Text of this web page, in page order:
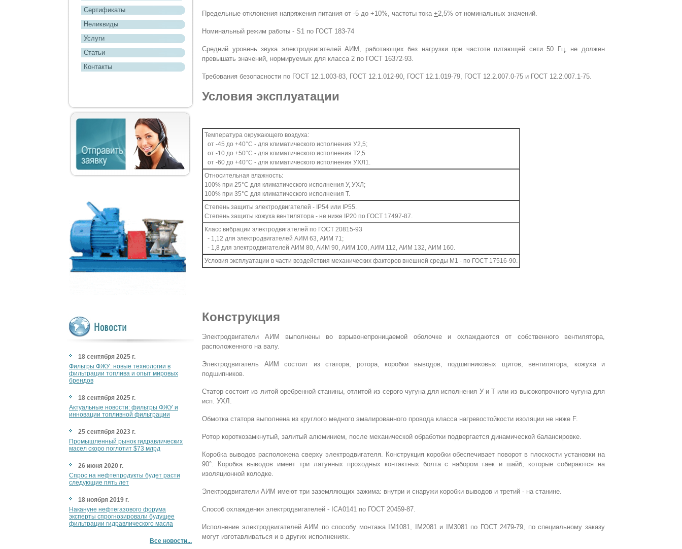
Сертификаты
Неликвиды
Услуги
Статьи
Контакты
18 сентября 2025 г.
Фильтры ФЖУ: новые технологии в
фильтрации топлива и опыт мировых
брендов
18 сентября 2025 г.
Актуальные новости: фильтры ФЖУ и
инновации топливной фильтрации
25 сентября 2023 г.
Промышленный рынок гидравлических
масел скоро поглотит $73 млрд
26 июня 2020 г.
Спрос на нефтепродукты будет расти
следующие пять лет
18 ноября 2019 г.
Накануне нефтегазового форума
эксперты спрогнозировали будущее
фильтрации гидравлического масла
Все новости...
Предельные отклонения напряжения питания от -5 до +10%, частоты тока +2,5% от номинальных значений.
Номинальный режим работы - S1 по ГОСТ 183-74
Средний уровень звука электродвигателей АИМ, работающих без нагрузки при частоте питающей сети 50 Гц, не должен
превышать значений, нормируемых для класса 2 по ГОСТ 16372-93.
Требования безопасности по ГОСТ 12.1.003-83, ГОСТ 12.1.012-90, ГОСТ 12.1.019-79, ГОСТ 12.2.007.0-75 и ГОСТ 12.2.007.1-75
Условия эксплуатации
Температура окружающего воздуха:
от -45 до +40°С - для климатического исполнения У2,5;
от -10 до +50°С - для климатического исполнения Т2,5
от -60 до +40°С - для климатического исполнения УХЛ1.
Относительная влажность:
100% при 25°С для климатического исполнения У, УХЛ;
100% при 35°С для климатического исполнения Т.
Степень защиты электродвигателей - IP54 или IP55.
Степень защиты кожуха вентилятора - не ниже IP20 по ГОСТ 17497-87.
Класс вибрации электродвигателей по ГОСТ 20815-93
- 1,12 для электродвигателей АИМ 63, АИМ 71;
- 1,8 для электродвигателей АИМ 80, АИМ 90, АИМ 100, АИМ 112, АИМ 132, АИМ 160.
Условия эксплуатации в части воздействия механических факторов внешней среды М1 - по ГОСТ 17516-90.
Конструкция
Электродвигатели АИМ выполнены во взрывонепроницаемой оболочке и охлаждаются от собственного вентилятора,
расположенного на валу.
Электродвигатель АИМ состоит из статора, ротора, коробки выводов, подшипниковых щитов, вентилятора, кожуха и
подшипников.
Статор состоит из литой оребренной станины, отлитой из серого чугуна для исполнения У и Т или из высокопрочного чугуна для
исп. УХЛ.
Обмотка статора выполнена из круглого медного эмалированного провода класса нагревостойкости изоляции не ниже F.
Ротор короткозамкнутый, залитый алюминием, после механической обработки подвергается динамической балансировке.
Коробка выводов расположена сверху электродвигателя. Конструкция коробки обеспечивает поворот в плоскости установки на
90°. Коробка выводов имеет три латунных проходных контактных болта с набором гаек и шайб, которые собираются на
изоляционной колодке.
Электродвигатели АИМ имеют три заземляющих зажима: внутри и снаружи коробки выводов и третий - на станине.
Способ охлаждения электродвигателей - ICA0141 по ГОСТ 20459-87.
Исполнение электродвигателей АИМ по способу монтажа IM1081, IM2081 и IM3081 по ГОСТ 2479-79, по специальному заказу
могут изготавливаться и в других исполнениях.